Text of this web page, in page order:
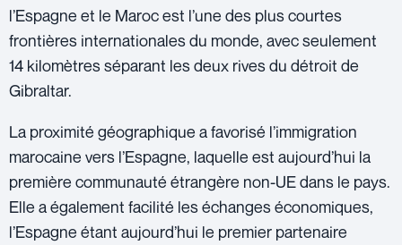
l’Espagne et le Maroc est l’une des plus courtes
frontières internationales du monde, avec seulement
14 kilomètres séparant les deux rives du détroit de
Gibraltar.
La proximité géographique a favorisé l’immigration
marocaine vers l’Espagne, laquelle est aujourd’hui la
première communauté étrangère non-UE dans le pays.
Elle a également facilité les échanges économiques,
l’Espagne étant aujourd’hui le premier partenaire